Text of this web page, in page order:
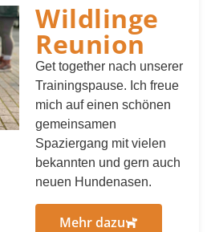
Wildlinge
Reunion
Get together nach unserer
Trainingspause. Ich freue
mich auf einen schönen
gemeinsamen
Spaziergang mit vielen
bekannten und gern auch
neuen Hundenasen.
Mehr dazu